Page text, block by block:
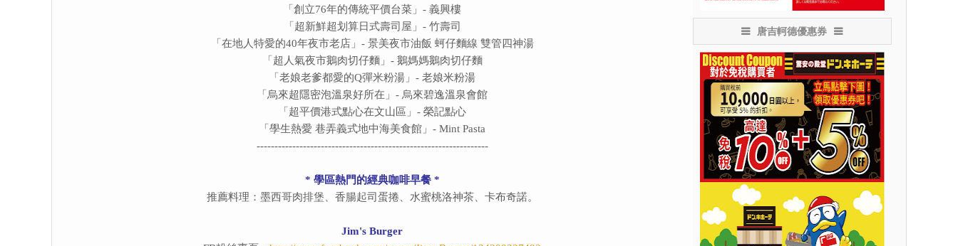
「創立76年的傳統平價台菜」- 義興樓
「超新鮮超划算日式壽司屋」- 竹壽司
「在地人特愛的40年夜市老店」- 景美夜市油飯 蚵仔麵線 雙管四神湯
「 超人氣夜市鵝肉切仔麵」- 鵝媽媽鵝肉切仔麵
「老娘老爹都愛的Q彈米粉湯」- 老娘米粉湯
「 烏來超隱密泡溫泉好所在 」- 烏來碧逸溫泉會館
「 超平價港式點心在文山區 」-榮記點心
「學生熱愛 巷弄義式地中海美食館 」- Mint Pasta
-----------------------------------------------------------------
* 學區熱門的經典咖啡早餐*
推薦料理：墨西哥肉排堡、香腸起司蛋捲、水蜜桃洛神茶、卡布奇諾。
Jim's Burger
唐吉軻德優惠券